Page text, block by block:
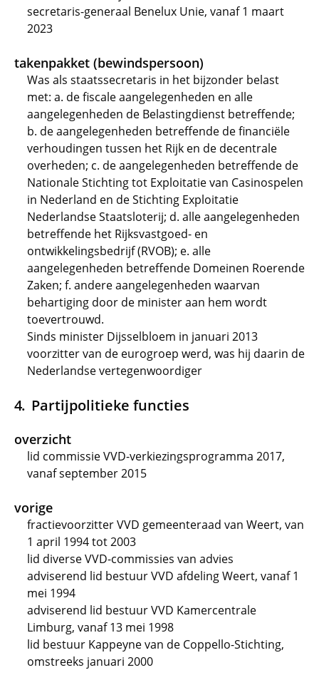
secretaris-generaal Benelux Unie, vanaf 1 maart
2023
takenpakket (bewindspersoon)
Was als staatssecretaris in het bijzonder belast
met: a. de fiscale aangelegenheden en alle
aangelegenheden de Belastingdienst betreffende;
b. de aangelegenheden betreffende de financiële
verhoudingen tussen het Rijk en de decentrale
overheden; c. de aangelegenheden betreffende de
Nationale Stichting tot Exploitatie van Casinospelen
in Nederland en de Stichting Exploitatie
Nederlandse Staatsloterij; d. alle aangelegenheden
betreffende het Rijksvastgoed- en
ontwikkelingsbedrijf (RVOB); e. alle
aangelegenheden betreffende Domeinen Roerende
Zaken; f. andere aangelegenheden waarvan
behartiging door de minister aan hem wordt
toevertrouwd.
Sinds minister Dijsselbloem in januari 2013
voorzitter van de eurogroep werd, was hij daarin de
Nederlandse vertegenwoordiger
Partijpolitieke functies
overzicht
lid commissie VVD-verkiezingsprogramma 2017,
vanaf september 2015
vorige
fractievoorzitter VVD gemeenteraad van Weert, van
1 april 1994 tot 2003
lid diverse VVD-commissies van advies
adviserend lid bestuur VVD afdeling Weert, vanaf 1
mei 1994
adviserend lid bestuur VVD Kamercentrale
Limburg, vanaf 13 mei 1998
lid bestuur Kappeyne van de Coppello-Stichting,
omstreeks januari 2000